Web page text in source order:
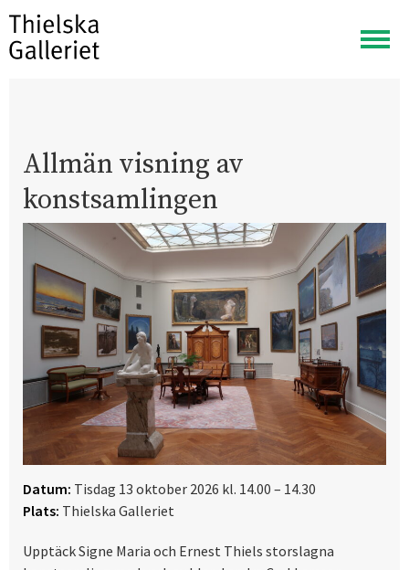
Visa
meny
Allmän visning av
konstsamlingen
Datum: Tisdag 13 oktober 2026 kl. 14.00 – 14.30
Plats: Thielska Galleriet
Upptäck Signe Maria och Ernest Thiels storslagna